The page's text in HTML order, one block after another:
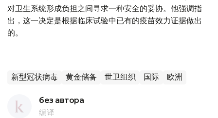
对卫生系统形成负担之间寻求一种安全的妥协。他强调指
出，这一决定是根据临床试验中已有的疫苗效力证据做出
的。
新型冠状病毒 黄金储备 世卫组织 国际 欧洲
без автора
编译